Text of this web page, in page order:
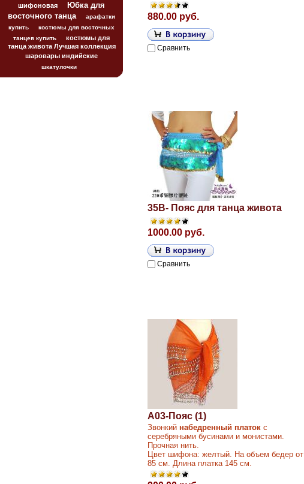
шифоновая
Юбка для
восточного танца
арафатки
купить
костюмы для восточных
танцев купить
костюмы для
танца живота Лучшая коллекция
шаровары индийские
шкатулочки
880.00 руб.
Сравнить
35B- Пояс для танца живота
1000.00 руб.
Сравнить
A03-Пояс (1)
Звонкий набедренный платок с
серебряными бусинами и монистами.
Прочная нить.
Цвет шифона: желтый. На объем бедер от
85 см. Длина платка 145 см.